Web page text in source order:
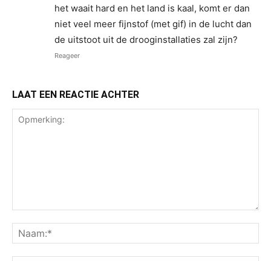
het waait hard en het land is kaal, komt er dan
niet veel meer fijnstof (met gif) in de lucht dan
de uitstoot uit de drooginstallaties zal zijn?
Reageer
LAAT EEN REACTIE ACHTER